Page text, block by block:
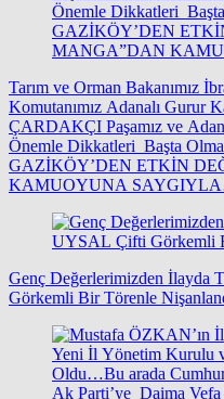
Tarım ve Orman Bakanımız
Komutanımız Adanalı Gurur
ÇARDAKÇI Paşamız ve
Önemle Dikkatleri Başta
GAZİKÖY’DEN ETKİN
KAMUOYUNA
Genç Değerlerimizden
Görkemli Bir Törenle